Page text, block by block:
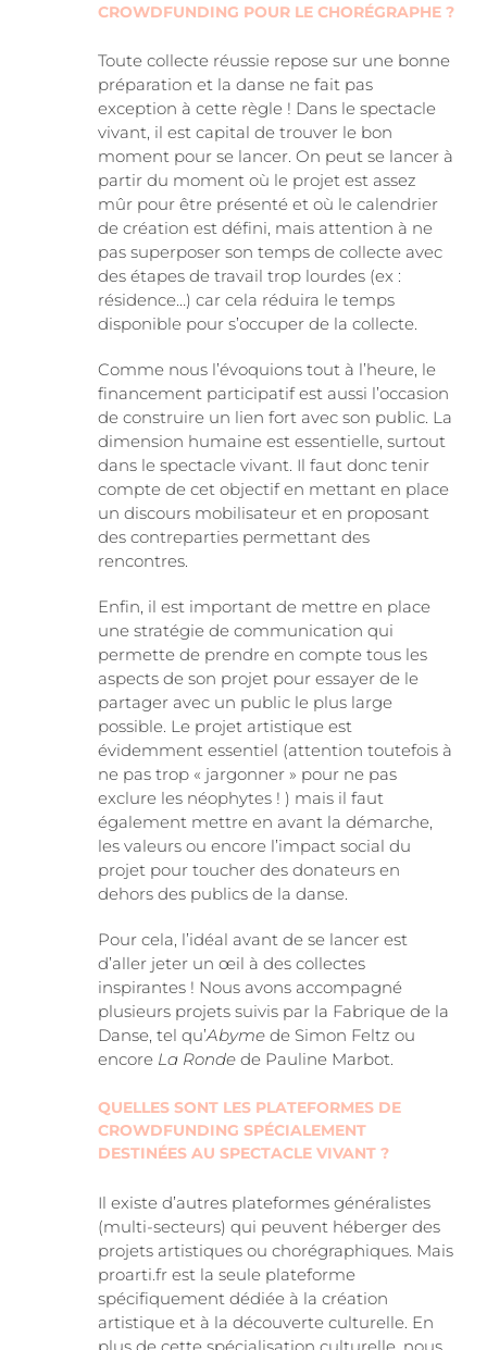
CROWDFUNDING POUR LE CHORÉGRAPHE ?
Toute collecte réussie repose sur une bonne
préparation et la danse ne fait pas
exception à cette règle ! Dans le spectacle
vivant, il est capital de trouver le bon
moment pour se lancer. On peut se lancer à
partir du moment où le projet est assez
mûr pour être présenté et où le calendrier
de création est défini, mais attention à ne
pas superposer son temps de collecte avec
des étapes de travail trop lourdes (ex :
résidence…) car cela réduira le temps
disponible pour s’occuper de la collecte.
Comme nous l’évoquions tout à l’heure, le
financement participatif est aussi l’occasion
de construire un lien fort avec son public. La
dimension humaine est essentielle, surtout
dans le spectacle vivant. Il faut donc tenir
compte de cet objectif en mettant en place
un discours mobilisateur et en proposant
des contreparties permettant des
rencontres.
Enfin, il est important de mettre en place
une stratégie de communication qui
permette de prendre en compte tous les
aspects de son projet pour essayer de le
partager avec un public le plus large
possible. Le projet artistique est
évidemment essentiel (attention toutefois à
ne pas trop « jargonner » pour ne pas
exclure les néophytes ! ) mais il faut
également mettre en avant la démarche,
les valeurs ou encore l’impact social du
projet pour toucher des donateurs en
dehors des publics de la danse.
Pour cela, l’idéal avant de se lancer est
d’aller jeter un œil à des collectes
inspirantes ! Nous avons accompagné
plusieurs projets suivis par la Fabrique de la
Danse, tel qu’Abyme de Simon Feltz ou
encore La Ronde de Pauline Marbot.
QUELLES SONT LES PLATEFORMES DE
CROWDFUNDING SPÉCIALEMENT
DESTINÉES AU SPECTACLE VIVANT ?
Il existe d’autres plateformes généralistes
(multi-secteurs) qui peuvent héberger des
projets artistiques ou chorégraphiques. Mais
proarti.fr est la seule plateforme
spécifiquement dédiée à la création
artistique et à la découverte culturelle. En
plus de cette spécialisation culturelle, nous